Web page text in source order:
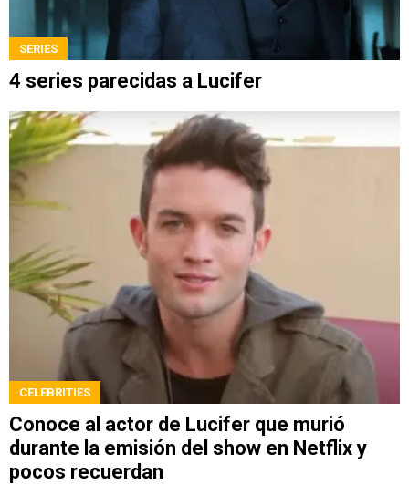
SERIES
4 series parecidas a Lucifer
CELEBRITIES
Conoce al actor de Lucifer que murió
durante la emisión del show en Netflix y
pocos recuerdan